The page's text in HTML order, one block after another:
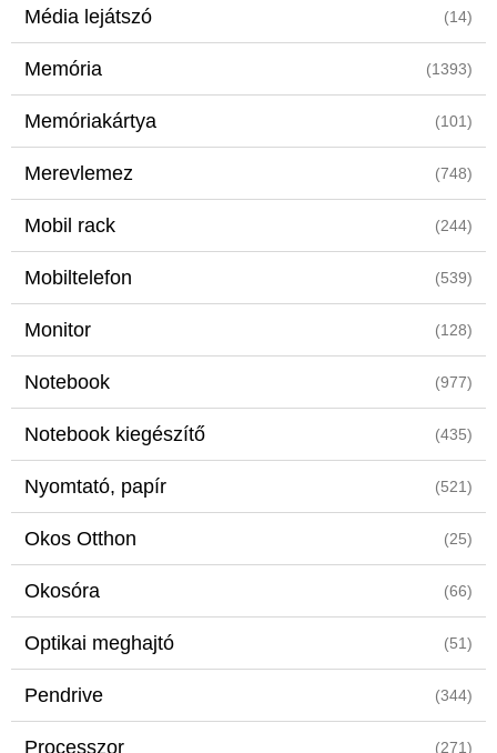
Média lejátszó (14)
Memória (1393)
Memóriakártya (101)
Merevlemez (748)
Mobil rack (244)
Mobiltelefon (539)
Monitor (128)
Notebook (977)
Notebook kiegészítő (435)
Nyomtató, papír (521)
Okos Otthon (25)
Okosóra (66)
Optikai meghajtó (51)
Pendrive (344)
Processzor (271)